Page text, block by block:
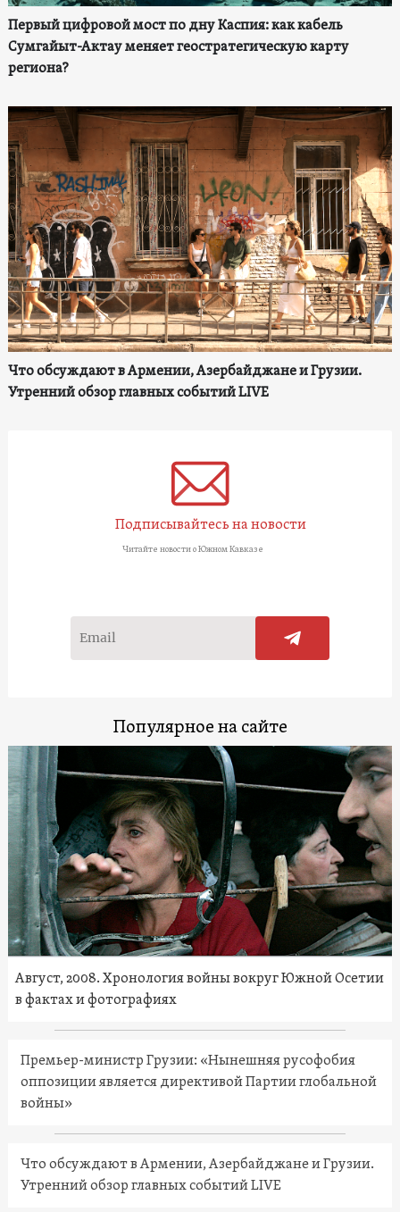
Первый цифровой мост по дну Каспия: как кабель
Сумгайыт-Актау меняет геостратегическую карту
региона?
Что обсуждают в Армении, Азербайджане и Грузии.
Утренний обзор главных событий LIVE
Подписывайтесь на новости
Читайте новости о Южном Кавказе
Популярное на сайте
Август, 2008. Хронология войны вокруг Южной Осетии
в фактах и фотографиях
Премьер-министр Грузии: «Нынешняя русофобия
оппозиции является директивой Партии глобальной
войны»
Что обсуждают в Армении, Азербайджане и Грузии.
Утренний обзор главных событий LIVE